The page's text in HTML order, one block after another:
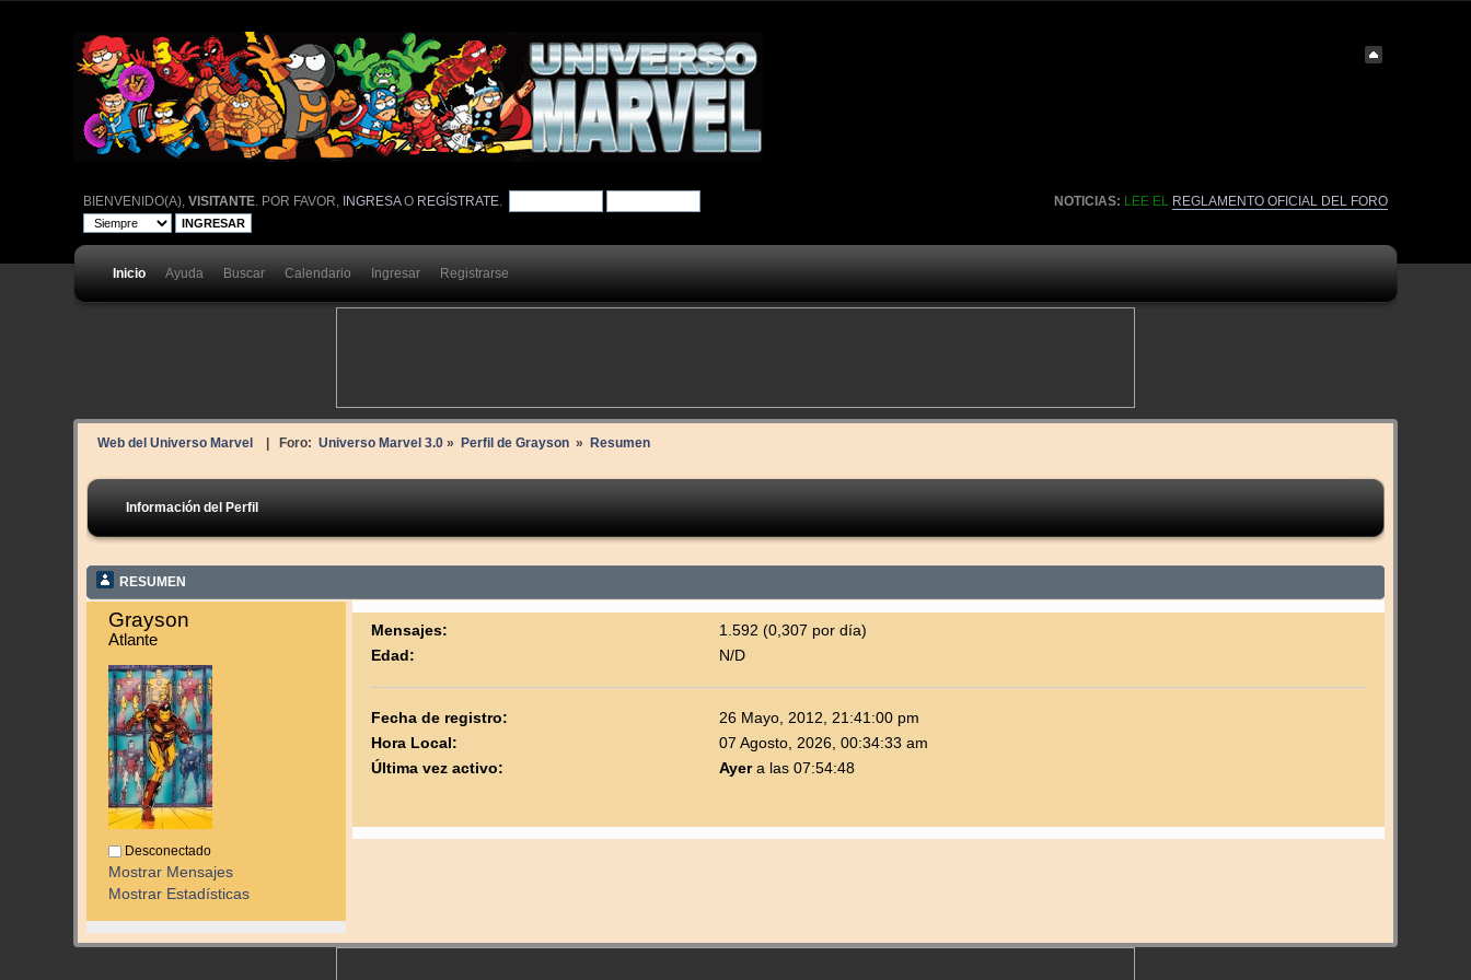
NOTICIAS: LEE EL REGLAMENTO OFICIAL DEL FORO
BIENVENIDO(A), VISITANTE. POR FAVOR, INGRESAO REGÍSTRATE.
Inicio Ayuda Buscar Calendario Ingresar Registrarse
Web del Universo Marvel | Foro: Universo Marvel 3.0» Perfil de Grayson » Resumen
Información del Perfil
RESUMEN
Grayson
Atlante
Desconectado
Mostrar Mensajes
Mostrar Estadísticas
Mensajes:
1.592 (0,307 por día)
Edad:
N/D
Fecha de registro:
26 Mayo, 2012, 21:41:00 pm
Hora Local:
07 Agosto, 2026, 00:34:33 am
Última vez activo:
Ayera las 07:54:48